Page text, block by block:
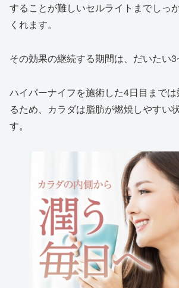
することが難しいセルライトまでしっ
くれます。
その効果の継続する期間は、だいたい
ハイパーナイフを施術した4日目まで
るため、カラダは脂肪が燃焼しやすい
す。